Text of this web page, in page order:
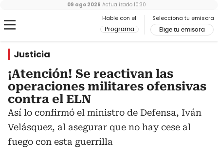
Hable con el
Programa
Selecciona tu emisora
Elige tu emisora
09 ago 2026 Actualizado 10:30
Justicia
¡Atención! Se reactivan las
operaciones militares ofensivas
contra el ELN
Así lo confirmó el ministro de Defensa, Iván
Velásquez, al asegurar que no hay cese al
fuego con esta guerrilla